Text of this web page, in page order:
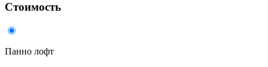
Стоимость
Панно лофт